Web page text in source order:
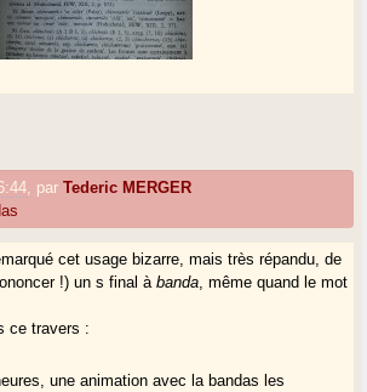
parTederic MERGER
cet usage bizarre, mais très répandu, de
!) un s final àbanda , même quand le mot
ce travers :
une animation avec la bandas les